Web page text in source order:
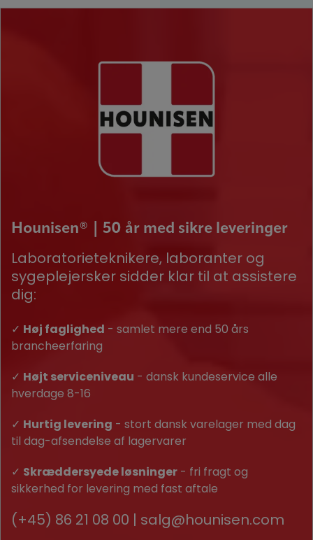
Hounisen® | 50 år med sikre leveringer
Laboratorieteknikere, laboranter og
sygeplejersker sidder klar til at assistere
dig:
✓ Høj faglighed - samlet mere end 50 års
brancheerfaring
✓ Højt serviceniveau - dansk kundeservice alle
hverdage 8-16
✓ Hurtig levering - stort dansk varelager med dag
til dag-afsendelse af lagervarer
✓ Skræddersyede løsninger - fri fragt og
sikkerhed for levering med fast aftale
(+45) 86 21 08 00 | salg@hounisen.com